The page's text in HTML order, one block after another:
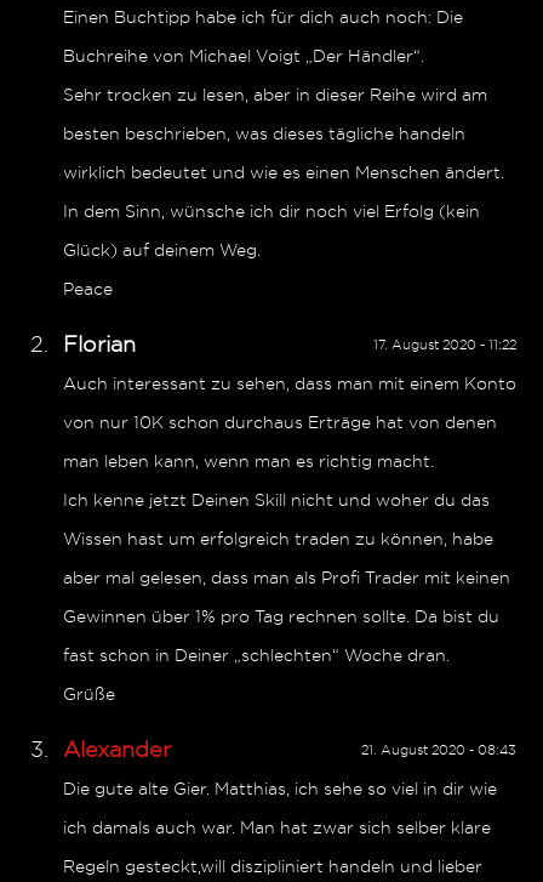
Einen Buchtipp habe ich für dich auch noch: Die
Buchreihe von Michael Voigt „Der Händler“.
Sehr trocken zu lesen, aber in dieser Reihe wird am
besten beschrieben, was dieses tägliche handeln
wirklich bedeutet und wie es einen Menschen ändert.
In dem Sinn, wünsche ich dir noch viel Erfolg (kein
Glück) auf deinem Weg.
Peace
17. August 2020 - 11:22
Florian
Auch interessant zu sehen, dass man mit einem Konto
von nur 10K schon durchaus Erträge hat von denen
man leben kann, wenn man es richtig macht.
Ich kenne jetzt Deinen Skill nicht und woher du das
Wissen hast um erfolgreich traden zu können, habe
aber mal gelesen, dass man als Profi Trader mit keinen
Gewinnen über 1% pro Tag rechnen sollte. Da bist du
fast schon in Deiner „schlechten“ Woche dran.
Grüße
21. August 2020 - 08:43
Alexander
Die gute alte Gier. Matthias, ich sehe so viel in dir wie
ich damals auch war. Man hat zwar sich selber klare
Regeln gesteckt,will diszipliniert handeln und lieber